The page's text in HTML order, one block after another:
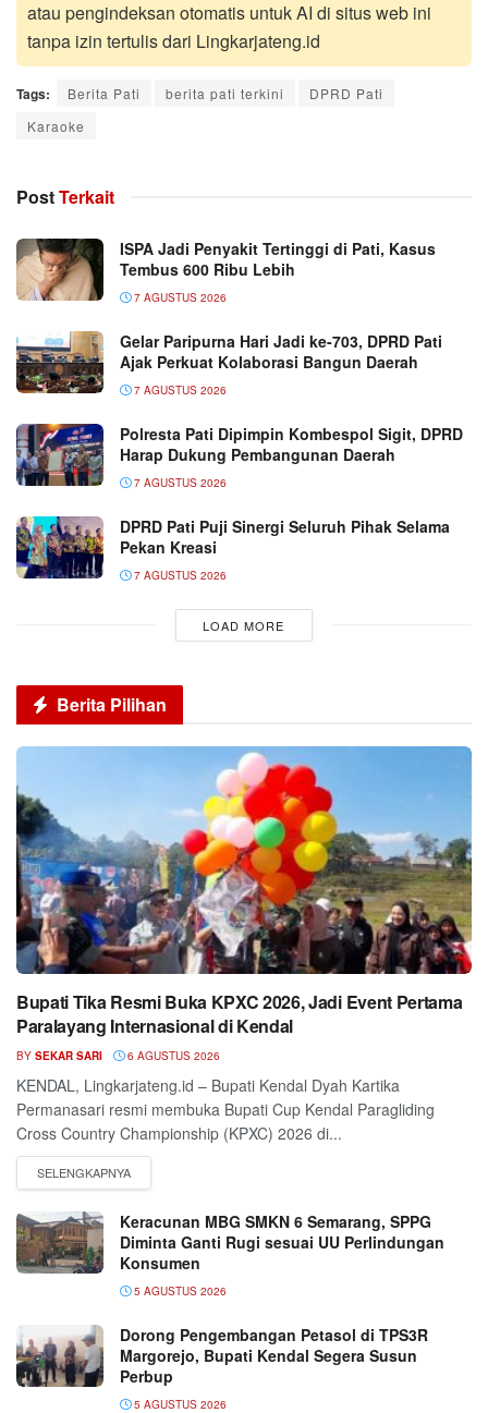
atau pengindeksan otomatis untuk AI di situs web ini
tanpa izin tertulis dari Lingkarjateng.id
Tags: Berita Pati berita pati terkini
DPRD Pati
Karaoke
PostTerkait
ISPA Jadi Penyakit Tertinggi di Pati, Kasus
Tembus 600 Ribu Lebih
7 AGUSTUS 2026
Gelar Paripurna Hari Jadi ke-703, DPRD Pati
Ajak Perkuat Kolaborasi Bangun Daerah
7 AGUSTUS 2026
Polresta Pati Dipimpin Kombespol Sigit, DPRD
Harap Dukung Pembangunan Daerah
7 AGUSTUS 2026
DPRD Pati Puji Sinergi Seluruh Pihak Selama
Pekan Kreasi
7 AGUSTUS 2026
LOAD MORE
Berita Pilihan
Bupati Tika Resmi Buka KPXC 2026, Jadi Event Pertama
Paralayang Internasional di Kendal
BY SEKAR SARI 6 AGUSTUS 2026
KENDAL, Lingkarjateng.id – Bupati Kendal Dyah Kartika
Permanasari resmi membuka Bupati Cup Kendal Paragliding
Cross Country Championship (KPXC) 2026 di...
Keracunan MBG SMKN 6 Semarang, SPPG
Diminta Ganti Rugi sesuai UU Perlindungan
Konsumen
5 AGUSTUS 2026
Dorong Pengembangan Petasol di TPS3R
Margorejo, Bupati Kendal Segera Susun
Perbup
5 AGUSTUS 2026